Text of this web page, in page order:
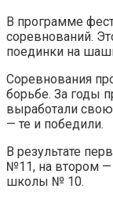
В программе
соревнований.
поединки на
Соревнования
борьбе. За годы
выработали свою
— те и победили.
В результате
№11, на втором
школы № 10.